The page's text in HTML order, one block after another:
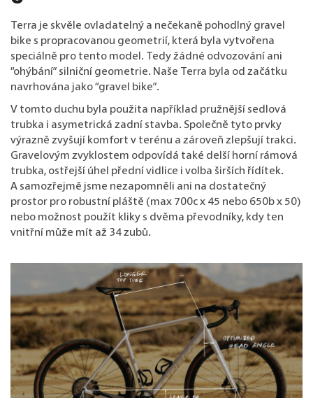
Terra je skvěle ovladatelný a nečekaně pohodlný gravel
bike s propracovanou geometrií, která byla vytvořena
speciálně pro tento model. Tedy žádné odvozování ani
“ohýbání” silniční geometrie. Naše Terra byla od začátku
navrhována jako “gravel bike”.
V tomto duchu byla použita například pružnější sedlová
trubka i asymetrická zadní stavba. Společně tyto prvky
výrazně zvyšují komfort v terénu a zároveň zlepšují trakci.
Gravelovým zvyklostem odpovídá také delší horní rámová
trubka, ostřejší úhel přední vidlice i volba širších řídítek.
A samozřejmě jsme nezapomněli ani na dostatečný
prostor pro robustní pláště (max 700c x 45 nebo 650b x 50)
nebo možnost použít kliky s dvěma převodníky, kdy ten
vnitřní může mít až 34 zubů.